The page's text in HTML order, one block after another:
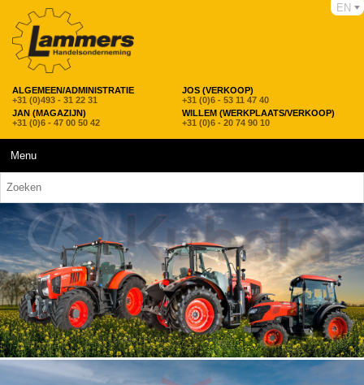
ALGEMEEN/ADMINISTRATIE
+31 (0)493 - 31 22 31
JOS (VERKOOP)
+31 (0)6 - 53 11 47 40
JAN (MAGAZIJN)
+31 (0)6 - 47 00 50 42
WILLEM (WERKPLAATS/VERKOOP)
+31 (0)6 - 20 74 90 10
EN
Menu